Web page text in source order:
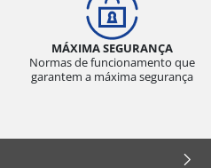
MÁXIMA SEGURANÇA
Normas de funcionamento que
garantem a máxima segurança